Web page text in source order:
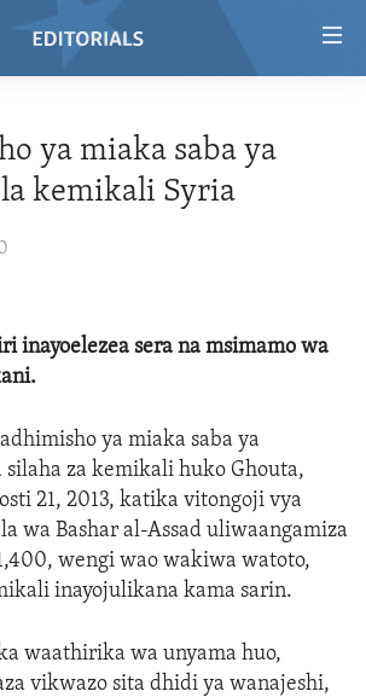
GOVERNANCE
HEALTH
ya miaka saba ya
kemikali Syria
inayoelezea sera na msimamo wa
ya miaka saba ya
za kemikali huko Ghouta,
21, 2013, katika vitongoji vya
wa Bashar al-Assad uliwaangamiza
wengi wao wakiwa watoto,
inayojulikana kama sarin.
waathirika wa unyama huo,
vikwazo sita dhidi ya wanajeshi,